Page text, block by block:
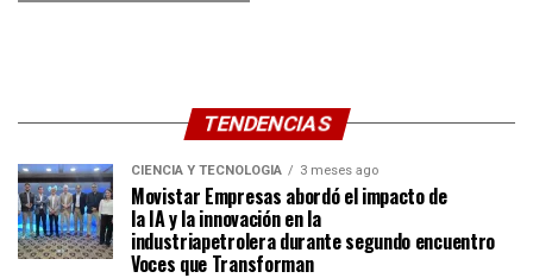
TENDENCIAS
CIENCIA Y TECNOLOGÍA 3 meses ago
Movistar Empresas abordó el impacto de
la IA y la innovación en la
industriapetrolera durante segundo encuentro
Voces que Transforman